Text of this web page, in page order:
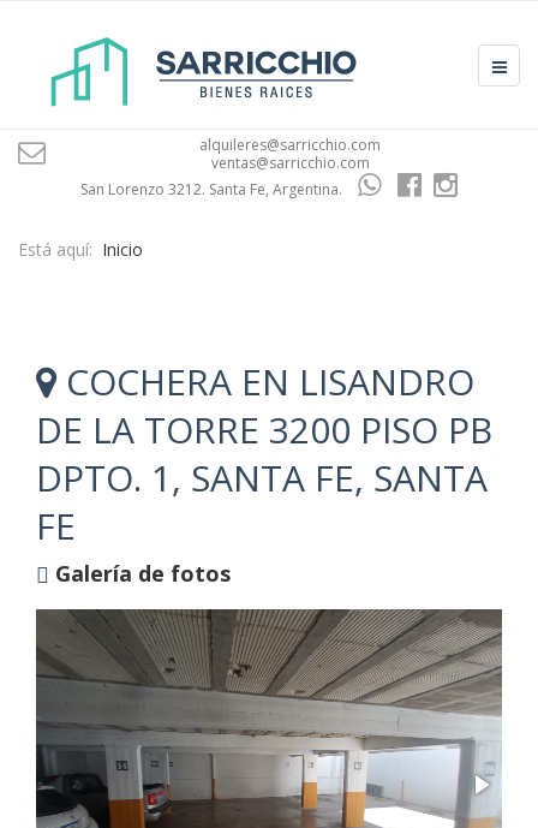
alquileres@sarricchio.com
ventas@sarricchio.com
San Lorenzo 3212. Santa Fe, Argentina.
Está aquí: Inicio
COCHERA EN LISANDRO
DE LA TORRE 3200 PISO PB
DPTO. 1, SANTA FE, SANTA
FE
Galería de fotos